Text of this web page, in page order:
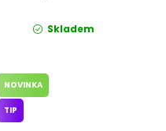
Skladem
NOVINKA
TIP